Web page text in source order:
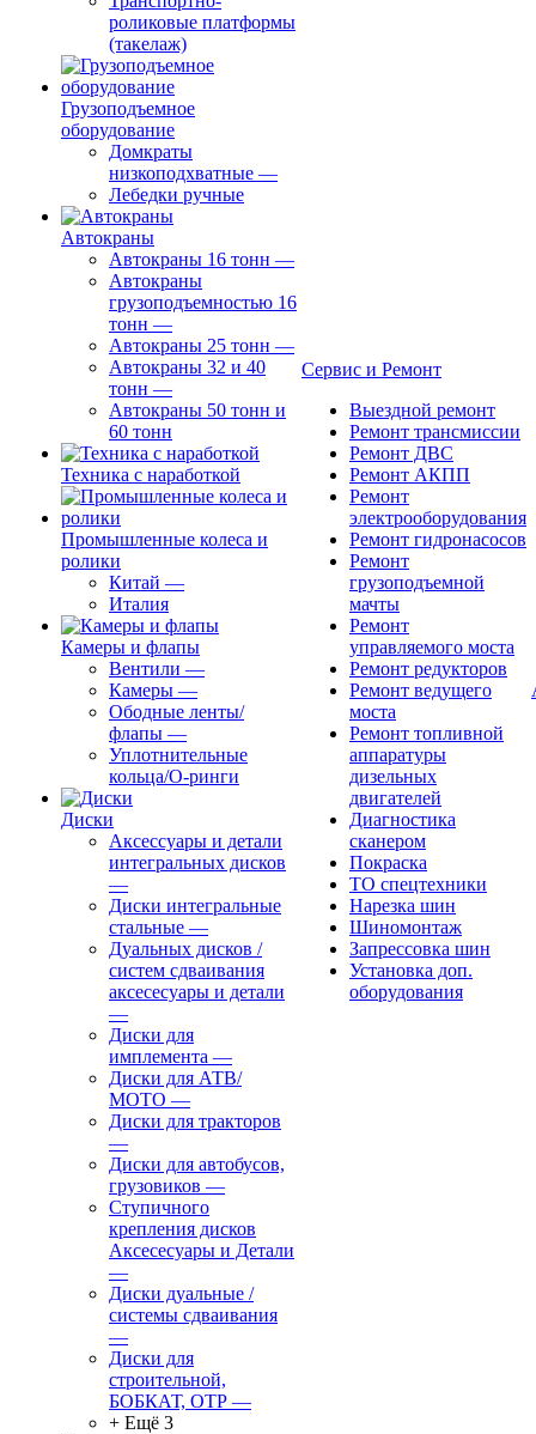
роликовые платформы
(такелаж)
Грузоподъемное
оборудование
Домкраты
низкоподхватные —
Лебедки ручные
Автокраны
Автокраны 16 тонн —
Автокраны
грузоподъемностью 16
тонн —
Автокраны 25 тонн —
Автокраны 32 и 40
тонн —
Автокраны 50 тонн и
60 тонн
Техника с наработкой
Промышленные колеса и
ролики
Китай —
Италия
Камеры и флапы
Вентили —
Камеры —
Ободные ленты/
флапы —
Уплотнительные
кольца/О-ринги
Диски
Аксессуары и детали
интегральных дисков
—
Диски интегральные
стальные —
Дуальных дисков /
систем сдваивания
аксесесуары и детали
—
Диски для
имплемента —
Диски для АТВ/
МОТО —
Диски для тракторов
—
Диски для автобусов,
грузовиков —
Ступичного
крепления дисков
Аксесесуары и Детали
—
Диски дуальные /
системы сдваивания
—
Диски для
строительной,
БОБКАТ, ОТР —
+ Ещё 3
Сервис и Ремонт
Выездной ремонт
Ремонт трансмиссии
Ремонт ДВС
Ремонт АКПП
Ремонт
электрооборудования
Ремонт гидронасосов
Ремонт
грузоподъемной
мачты
Ремонт
управляемого моста
Ремонт редукторов
Ремонт ведущего
моста
Ремонт топливной
аппаратуры
дизельных
двигателей
Диагностика
сканером
Покраска
ТО спецтехники
Нарезка шин
Шиномонтаж
Запрессовка шин
Установка доп.
оборудования